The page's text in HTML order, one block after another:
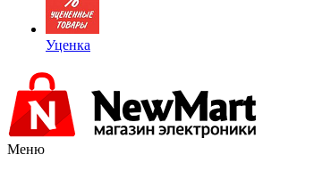
Уценка
Меню